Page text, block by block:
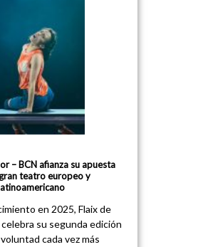
– BCN afianza su apuesta
teatro europeo y
en 2025, Flaix de
su segunda edición
cada vez más